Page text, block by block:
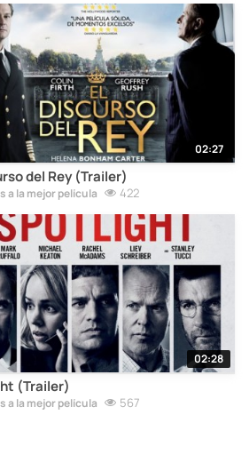
02:27
del Rey (Trailer)
a la mejor película 422
02:28
(Trailer)
a la mejor película 567